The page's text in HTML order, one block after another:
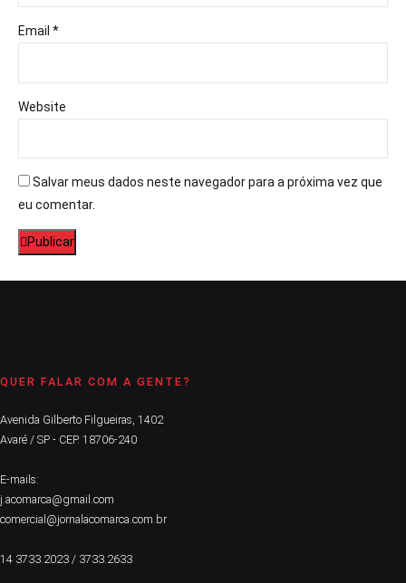
Email *
Website
Salvar meus dados neste navegador para a próxima vez que
eu comentar.
Publicar
QUER FALAR COM A GENTE?
Avenida Gilberto Filgueiras, 1402
Avaré / SP - CEP. 18706-240
E-mails:
j.acomarca@gmail.com
comercial@jornalacomarca.com.br
14 3733.2023 / 3733.2633